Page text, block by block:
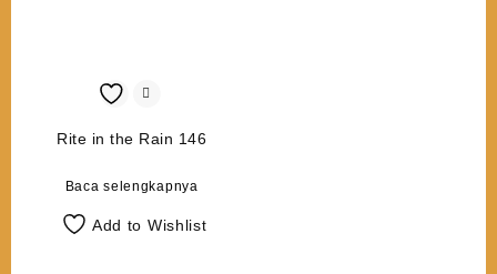
Rite in the Rain 146
Baca selengkapnya
Add to Wishlist